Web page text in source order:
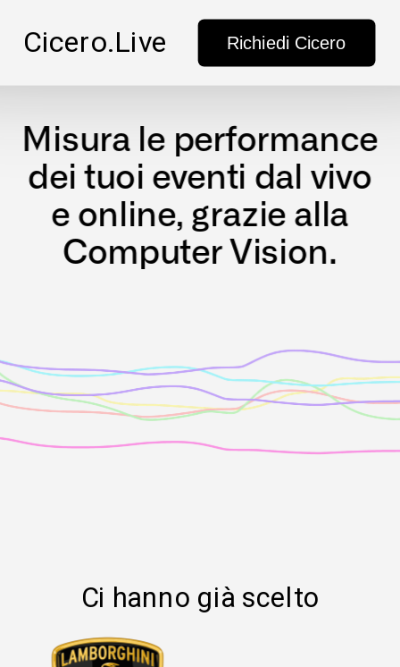
Misura le performance
dei tuoi eventi dal vivo
e online, grazie alla
Computer Vision.
Ci hanno già scelto
Cicero.Live Richiedi Cicero